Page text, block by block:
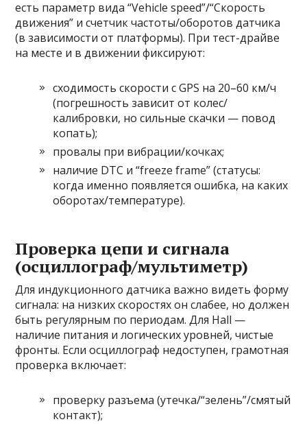
есть параметр вида “Vehicle speed”/“Скорость
движения” и счетчик частоты/оборотов датчика
(в зависимости от платформы). При тест-драйве
на месте и в движении фиксируют:
сходимость скорости с GPS на 20–60 км/ч
(погрешность зависит от колес/
калибровки, но сильные скачки — повод
копать);
провалы при вибрации/кочках;
наличие DTC и “freeze frame” (статусы:
когда именно появляется ошибка, на каких
оборотах/температуре).
Проверка цепи и сигнала
(осциллограф/мультиметр)
Для индукционного датчика важно видеть форму
сигнала: на низких скоростях он слабее, но должен
быть регулярным по периодам. Для Hall —
наличие питания и логических уровней, чистые
фронты. Если осциллограф недоступен, грамотная
проверка включает:
проверку разъема (утечка/“зелень”/смятый
контакт);